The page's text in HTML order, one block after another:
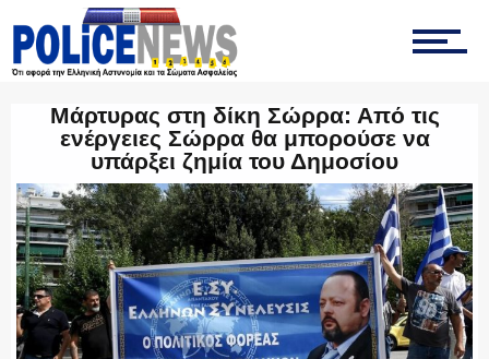
ΟΠΚΕ
ΟΜΑΔΑ “Ζ”
ΕΚΑΜ
ΥΑΤ/ΥΜΕΤ
Μάρτυρας στη δίκη Σώρρα: Από τις
ενέργειες Σώρρα θα μπορούσε να
υπάρξει ζημία του Δημοσίου